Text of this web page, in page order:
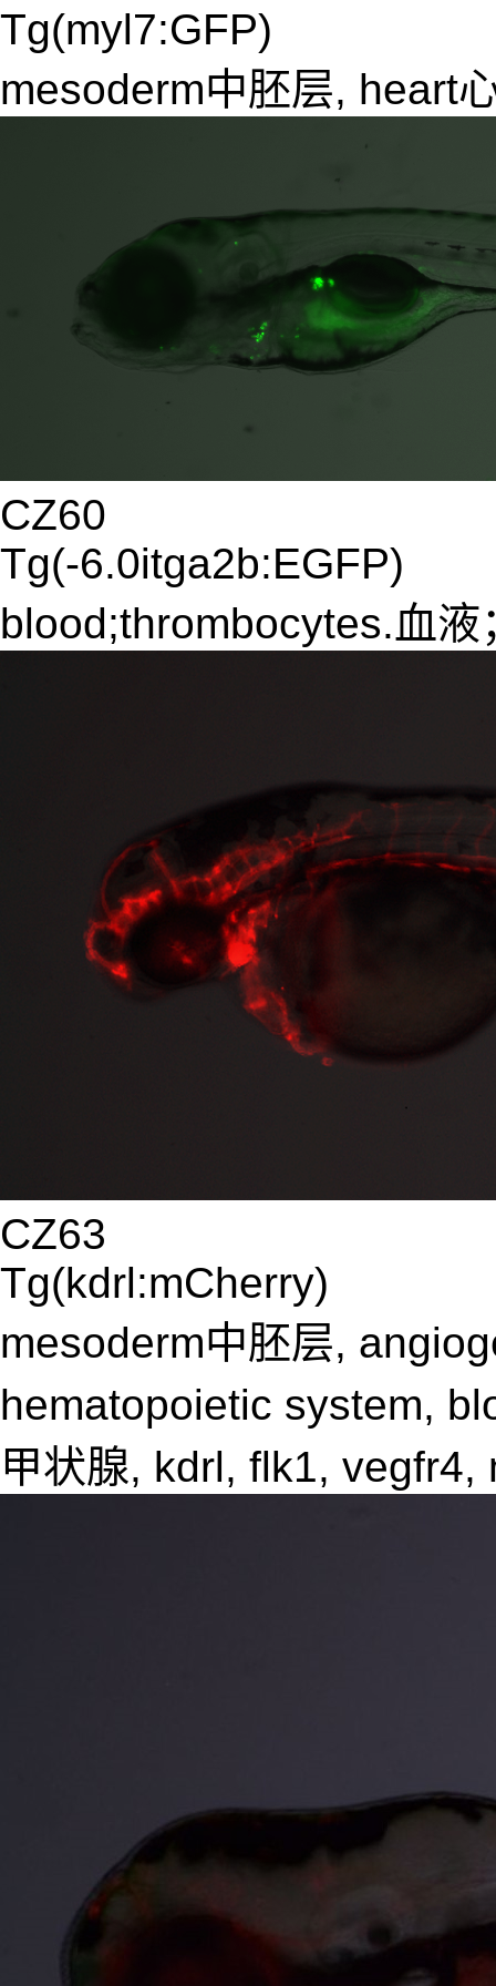
Tg(myl7:GFP)
mesoderm中胚层, heart
CZ60
Tg(-6.0itga2b:EGFP)
blood;thrombocytes.血液
CZ63
Tg(kdrl:mCherry)
mesoderm中胚层,
hematopoietic system,
甲状腺, kdrl, flk1, vegfr4,